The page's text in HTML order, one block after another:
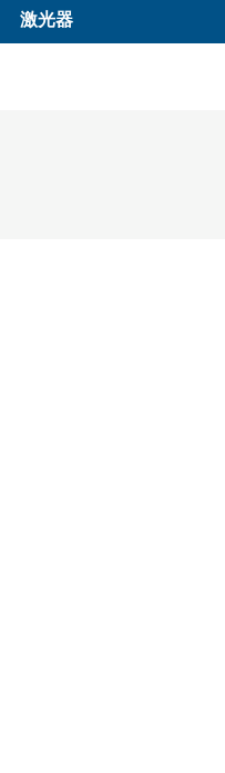
激光器